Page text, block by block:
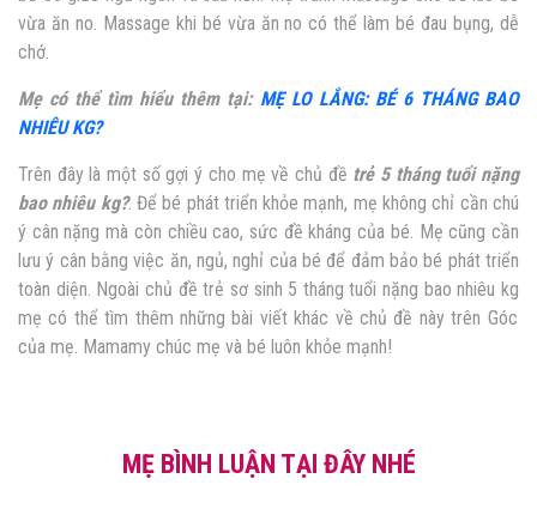
vừa ăn no. Massage khi bé vừa ăn no có thể làm bé đau bụng, dễ
chớ.
Mẹ có thể tìm hiểu thêm tại: MẸ LO LẮNG: BÉ 6 THÁNG BAO
NHIÊU KG?
Trên đây là một số gợi ý cho mẹ về chủ đề trẻ 5 tháng tuổi nặng
bao nhiêu kg?. Để bé phát triển khỏe mạnh, mẹ không chỉ cần chú
ý cân nặng mà còn chiều cao, sức đề kháng của bé. Mẹ cũng cần
lưu ý cân bằng việc ăn, ngủ, nghỉ của bé để đảm bảo bé phát triển
toàn diện. Ngoài chủ đềtrẻ sơ sinh 5 tháng tuổi nặng bao nhiêu kg
mẹ có thể tìm thêm những bài viết khác về chủ đề này trên Góc
của mẹ. Mamamy chúc mẹ và bé luôn khỏe mạnh!
MẸ BÌNH LUẬN TẠI ĐÂY NHÉ